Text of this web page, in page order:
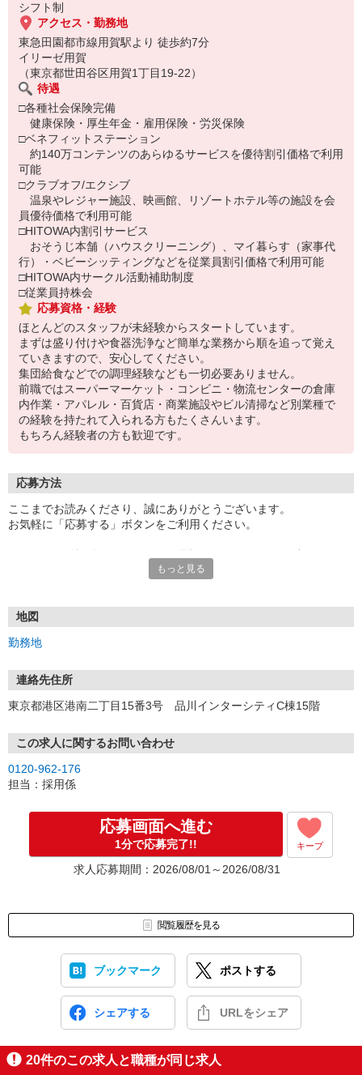
シフト制
アクセス・勤務地
東急田園都市線用賀駅より 徒歩約7分
イリーゼ用賀
（東京都世田谷区用賀1丁目19-22）
待遇
□各種社会保険完備
健康保険・厚生年金・雇用保険・労災保険
□ベネフィットステーション
約140万コンテンツのあらゆるサービスを優待割引価格で利用
可能
□クラブオフ/エクシブ
温泉やレジャー施設、映画館、リゾートホテル等の施設を会
員優待価格で利用可能
□HITOWA内割引サービス
おそうじ本舗（ハウスクリーニング）、マイ暮らす（家事代
行）・ベビーシッティングなどを従業員割引価格で利用可能
□HITOWA内サークル活動補助制度
□従業員持株会
応募資格・経験
ほとんどのスタッフが未経験からスタートしています。
まずは盛り付けや食器洗浄など簡単な業務から順を追って覚え
ていきますので、安心してください。
集団給食などでの調理経験なども一切必要ありません。
前職ではスーパーマーケット・コンビニ・物流センターの倉庫
内作業・アパレル・百貨店・商業施設やビル清掃など別業種で
の経験を持たれて入られる方もたくさんいます。
もちろん経験者の方も歓迎です。
応募方法
ここまでお読みくださり、誠にありがとうございます。
お気軽に「応募する」ボタンをご利用ください。
お電話の際は「イーアイデムを見た」と伝えるとスムーズです。
もっと見る
地図
勤務地
連絡先住所
東京都港区港南二丁目15番3号 品川インターシティC棟15階
この求人に関するお問い合わせ
0120-962-176
担当：採用係
応募画面へ進む
1分で応募完了!! キープ
求人応募期間：2026/08/01～2026/08/31
閲覧履歴を見る
ブックマーク ポストする
シェアする URLをシェア
20件のこの求人と職種が同じ求人